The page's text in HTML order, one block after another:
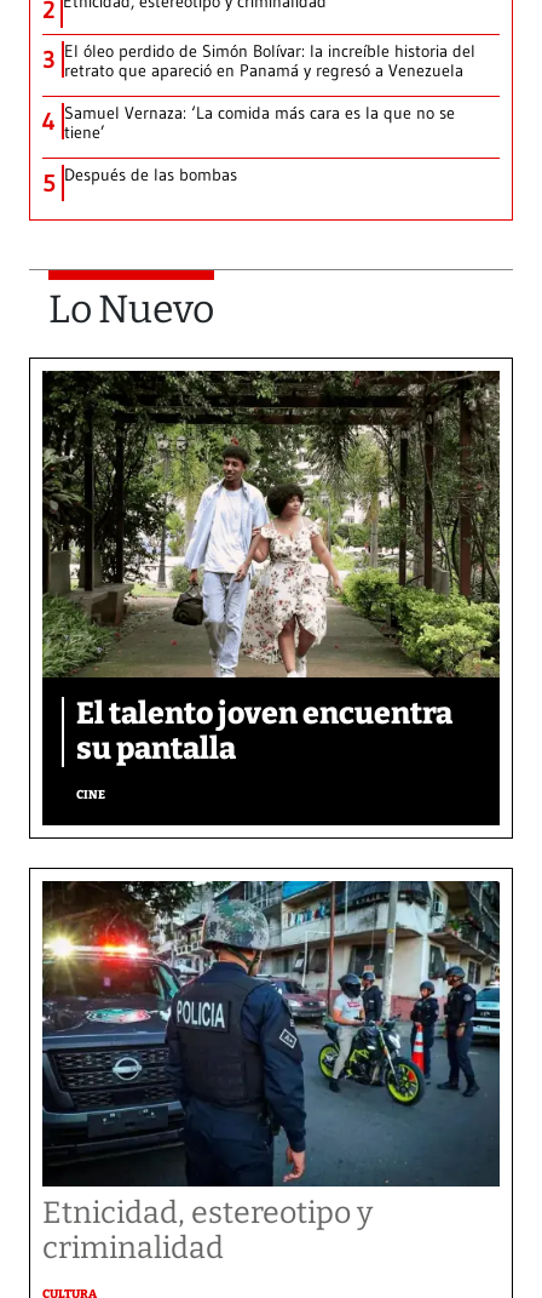
2
3 El óleo perdido de Simón Bolívar: la increíble historia del
retrato que apareció en Panamá y regresó a Venezuela
4 Samuel Vernaza: ‘La comida más cara es la que no se
tiene’
5 Después de las bombas
Lo Nuevo
El talento joven encuentra
su pantalla​
CINE
Etnicidad, estereotipo y
criminalidad
CULTURA